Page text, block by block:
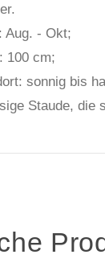
Aug. - Okt;
100 cm;
sonnig bis
Staude, die